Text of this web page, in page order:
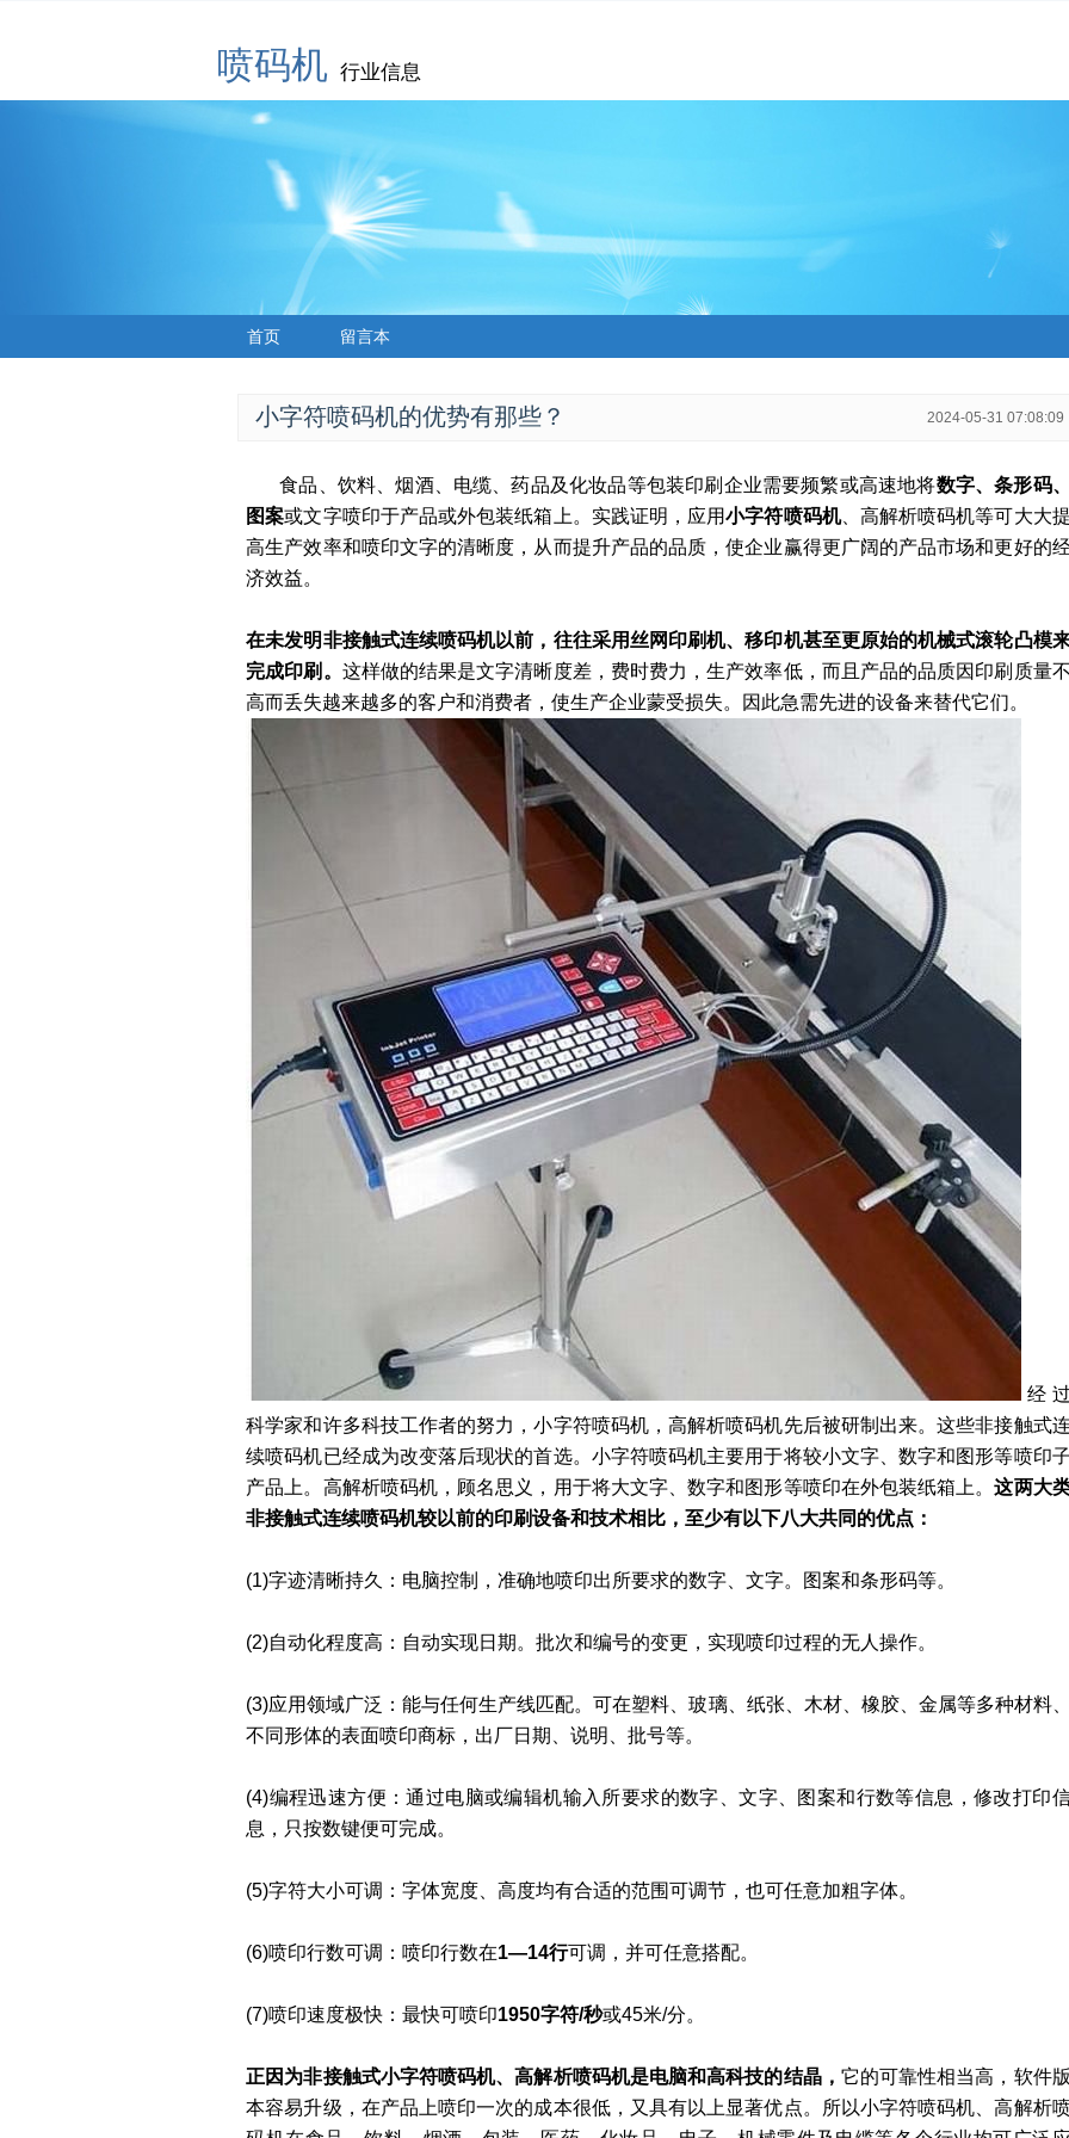
喷码机 行业信息
首页 留言本
小字符喷码机的优势有那些？ 2024-05-31 07:08:09
食品、饮料、烟酒、电缆、药品及化妆品等包装印刷企业需要频繁或高速地将数字、条形码、
图案或文字喷印于产品或外包装纸箱上。实践证明，应用小字符喷码机、高解析喷码机等可大大提
高生产效率和喷印文字的清晰度，从而提升产品的品质，使企业赢得更广阔的产品市场和更好的
济效益。
在未发明非接触式连续喷码机以前，往往采用丝网印刷机、移印机甚至更原始的机械式滚轮凸模
完成印刷。 这样做的结果是文字清晰度差，费时费力，生产效率低，而且产品的品质因印刷质量不
高而丢失越来越多的客户和消费者，使生产企业蒙受损失。因此急需先进的设备来替代它们。
经过
科学家和许多科技工作者的努力，小字符喷码机，高解析喷码机先后被研制出来。这些非接触式
续喷码机已经成为改变落后现状的首选。小字符喷码机主要用于将较小文字、数字和图形等喷印子
产品上。高解析喷码机，顾名思义，用于将大文字、数字和图形等喷印在外包装纸箱上。这两大
非接触式连续喷码机较以前的印刷设备和技术相比，至少有以下八大共同的优点：
(1)字迹清晰持久：电脑控制，准确地喷印出所要求的数字、文字。图案和条形码等。
(2)自动化程度高：自动实现日期。批次和编号的变更，实现喷印过程的无人操作。
(3)应用领域广泛：能与任何生产线匹配。可在塑料、玻璃、纸张、木材、橡胶、金属等多种材料、
不同形体的表面喷印商标，出厂日期、说明、批号等。
(4)编程迅速方便：通过电脑或编辑机输入所要求的数字、文字、图案和行数等信息，修改打印
息，只按数键便可完成。
(5)字符大小可调：字体宽度、高度均有合适的范围可调节，也可任意加粗字体。
(6)喷印行数可调：喷印行数在1—14行可调，并可任意搭配。
(7)喷印速度极快：最快可喷印1950字符/秒或45米/分。
正因为非接触式小字符喷码机、高解析喷码机是电脑和高科技的结晶， 它的可靠性相当高，软件版
本容易升级，在产品上喷印一次的成本很低，又具有以上显著优点。所以小字符喷码机、高解析